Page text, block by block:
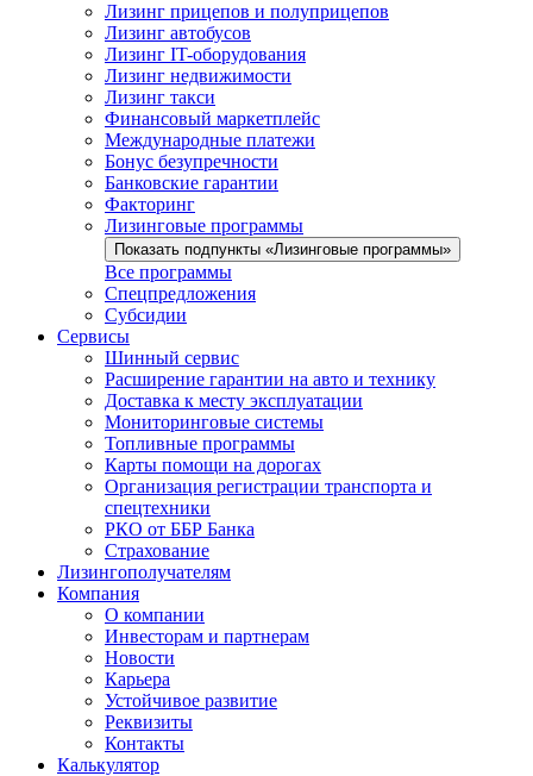
Лизинг прицепов и полуприцепов
Лизинг автобусов
Лизинг IT-оборудования
Лизинг недвижимости
Лизинг такси
Финансовый маркетплейс
Международные платежи
Бонус безупречности
Банковские гарантии
Факторинг
Лизинговые программы
Показать подпункты «Лизинговые программы»
Все программы
Спецпредложения
Субсидии
Сервисы
Шинный сервис
Расширение гарантии на авто и технику
Доставка к месту эксплуатации
Мониторинговые системы
Топливные программы
Карты помощи на дорогах
Организация регистрации транспорта и
спецтехники
РКО от ББР Банка
Страхование
Лизингополучателям
Компания
О компании
Инвесторам и партнерам
Новости
Карьера
Устойчивое развитие
Реквизиты
Контакты
Калькулятор